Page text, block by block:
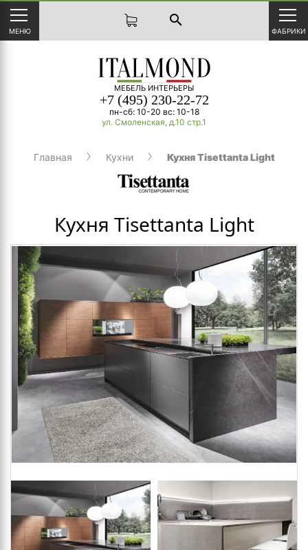
МЕНЮ
search
ФАБРИКИ
МЕБЕЛЬ ИНТЕРЬЕРЫ
+7 (495) 230-22-72
пн-сб: 10-20 вс: 10-18
ул. Смоленская, д.10 стр.1
Главная Кухни Кухня Tisettanta Light
Кухня Tisettanta Light